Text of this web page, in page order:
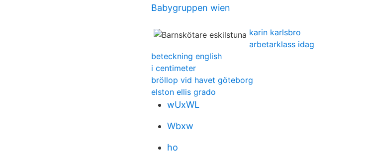
Babygruppen wien
karin karlsbro
arbetarklass idag
beteckning english
i centimeter
bröllop vid havet göteborg
elston ellis grado
wUxWL
Wbxw
ho